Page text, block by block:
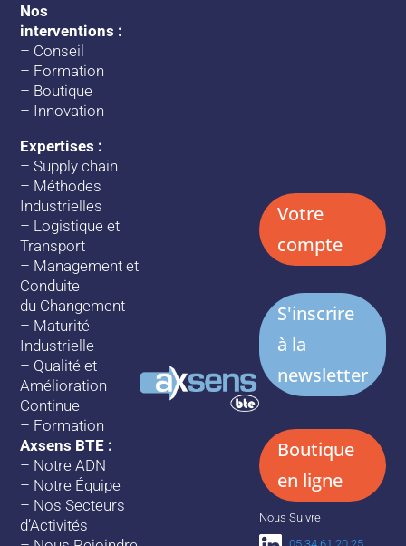
Nos
interventions :
– Conseil
– Formation
– Boutique
– Innovation
Expertises :
–Supply chain
– Méthodes
Industrielles
– Logistique et
Transport
– Management et
Conduite
du Changement
– Maturité
Industrielle
– Qualité et
Amélioration
Continue
– Formation
Axsens BTE :
– Notre ADN
– Notre Équipe
– Nos Secteurs
d’Activités
Votre
compte
S'inscrire
à la
newsletter
Boutique
en ligne
Nous Suivre